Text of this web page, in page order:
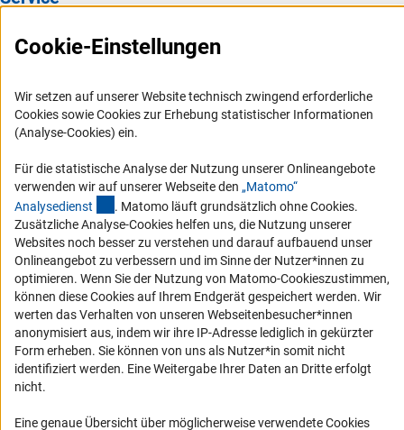
Presse
Karriere
Logo und Corporate Design
RSS-Feeds
Compliance
Vergabeverfahren
Barrierefreiheit
Service und Informationen für Menschen mit Behinderungen
Erklärung zur Barrierefreiheit
Barriere melden
DFG-aktuell
Erhalten Sie Neuigkeiten aus der DFG direkt in Ihr Mailpostfach oder
Cookie-Einstellungen
Wir setzen auf unserer Website technisch zwingend erforderliche
Cookies sowie Cookies zur Erhebung statistischer Informationen
(Analyse-Cookies) ein.
Für die statistische Analyse der Nutzung unserer Onlineangebote
verwenden wir auf unserer Webseite den „Matomo“
Analysedienst (externer Link)
. Matomo läuft grundsätzlich ohne Cookies.
Zusätzliche Analyse-Cookies helfen uns, die Nutzung unserer
Websites noch besser zu verstehen und darauf aufbauend unser
Onlineangebot zu verbessern und im Sinne der Nutzer*innen zu
optimieren. Wenn Sie der Nutzung von Matomo-Cookieszustimmen,
können diese Cookies auf Ihrem Endgerät gespeichert werden. Wir
werten das Verhalten von unseren Webseitenbesucher*innen
anonymisiert aus, indem wir ihre IP-Adresse lediglich in gekürzter
Form erheben. Sie können von uns als Nutzer*in somit nicht
identifiziert werden. Eine Weitergabe Ihrer Daten an Dritte erfolgt
nicht.
Eine genaue Übersicht über möglicherweise verwendete Cookies